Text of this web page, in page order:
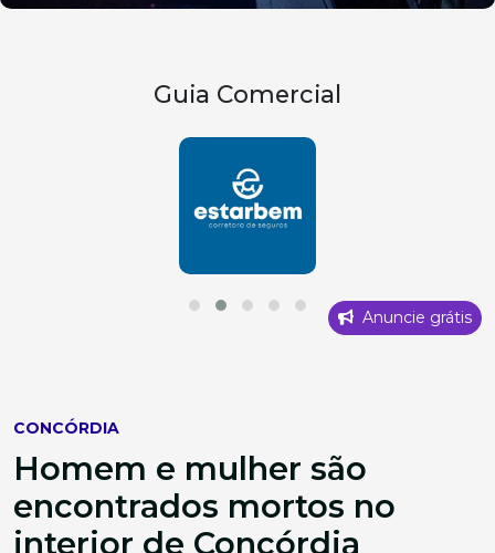
Guia Comercial
Anuncie grátis
CONCÓRDIA
Homem e mulher são
encontrados mortos no
interior de Concórdia